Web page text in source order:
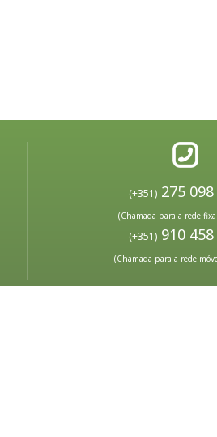
(+351) 275
(Chamada para a rede
(+351) 910
(Chamada para a rede